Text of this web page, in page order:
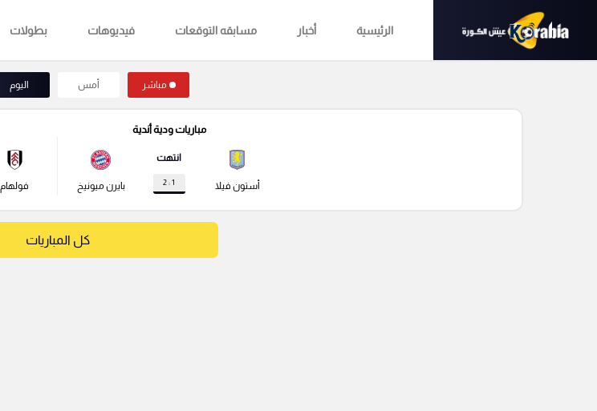
الرئيسية أخبار مسابقه التوقعات فيديوهات بطولات
مباشر أمس اليوم
مباريات ودية أندية
أستون فيلا
انتهت
1 : 2 بايرن ميونيخ فولهام
كل المباريات